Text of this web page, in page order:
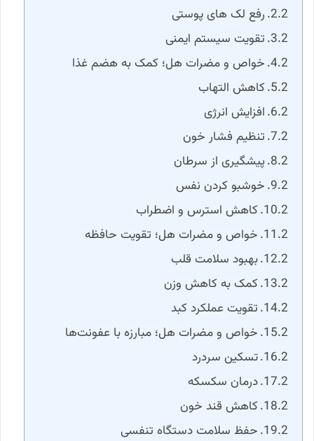
رفع لک های پوستی
تقویت سیستم ایمنی
خواص و مضرات هل؛ کمک به هضم غذا
کاهش التهاب
افزایش انرژی
تنظیم فشار خون
پیشگیری از سرطان
خوشبو کردن نفس
کاهش استرس و اضطراب
خواص و مضرات هل؛ تقویت حافظه
بهبود سلامت قلب
کمک به کاهش وزن
تقویت عملکرد کبد
خواص و مضرات هل؛ مبارزه با عفونت‌ها
تسکین سردرد
درمان سکسکه
کاهش قند خون
حفظ سلامت دستگاه تنفسی